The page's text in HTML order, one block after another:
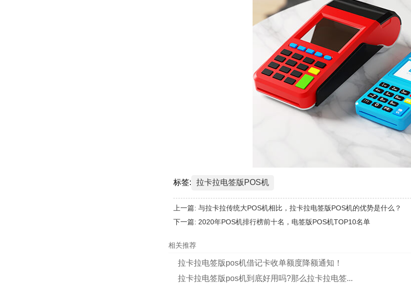
标签: 拉卡拉电签版POS机
上一篇: 与拉卡拉传统大POS机相比，拉卡拉电签版POS机的优势是什么？
下一篇: 2020年POS机排行榜前十名，电签版POS机TOP10名单
相关推荐
拉卡拉电签版pos机借记卡收单额度降额通知！
拉卡拉电签版pos机到底好用吗?那么拉卡拉电签...